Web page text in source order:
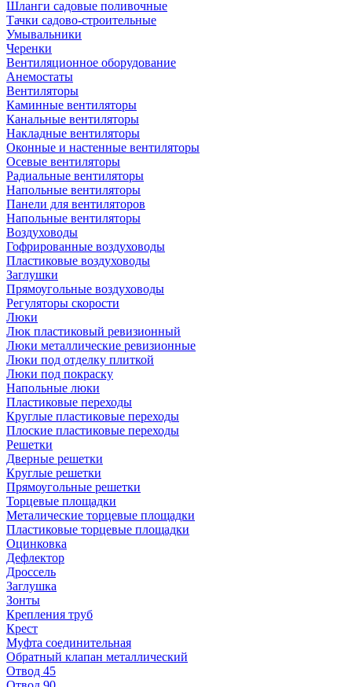
Шланги садовые поливочные
Тачки садово-строительные
Умывальники
Черенки
Вентиляционное оборудование
Анемостаты
Вентиляторы
Каминные вентиляторы
Канальные вентиляторы
Накладные вентиляторы
Оконные и настенные вентиляторы
Осевые вентиляторы
Радиальные вентиляторы
Напольные вентиляторы
Панели для вентиляторов
Напольные вентиляторы
Воздуховоды
Гофрированные воздуховоды
Пластиковые воздуховоды
Заглушки
Прямоугольные воздуховоды
Регуляторы скорости
Люки
Люк пластиковый ревизионный
Люки металлические ревизионные
Люки под отделку плиткой
Люки под покраску
Напольные люки
Пластиковые переходы
Круглые пластиковые переходы
Плоские пластиковые переходы
Решетки
Дверные решетки
Круглые решетки
Прямоугольные решетки
Торцевые площадки
Металические торцевые площадки
Пластиковые торцевые площадки
Оцинковка
Дефлектор
Дроссель
Заглушка
Зонты
Крепления труб
Крест
Муфта соединительная
Обратный клапан металлический
Отвод 45